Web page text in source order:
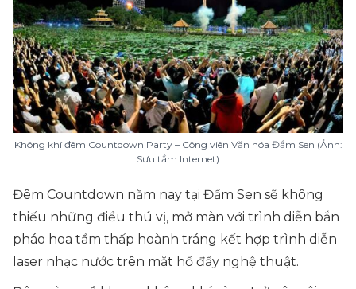
Không khí đêm Countdown Party – Công viên Văn hóa Đầm Sen (Ảnh:
Sưu tầm Internet)
Đêm Countdown năm nay tại Đầm Sen sẽ không
thiếu những điều thú vị, mở màn với trình diễn bắn
pháo hoa tầm thấp hoành tráng kết hợp trình diễn
laser nhạc nước trên mặt hồ đầy nghệ thuật.